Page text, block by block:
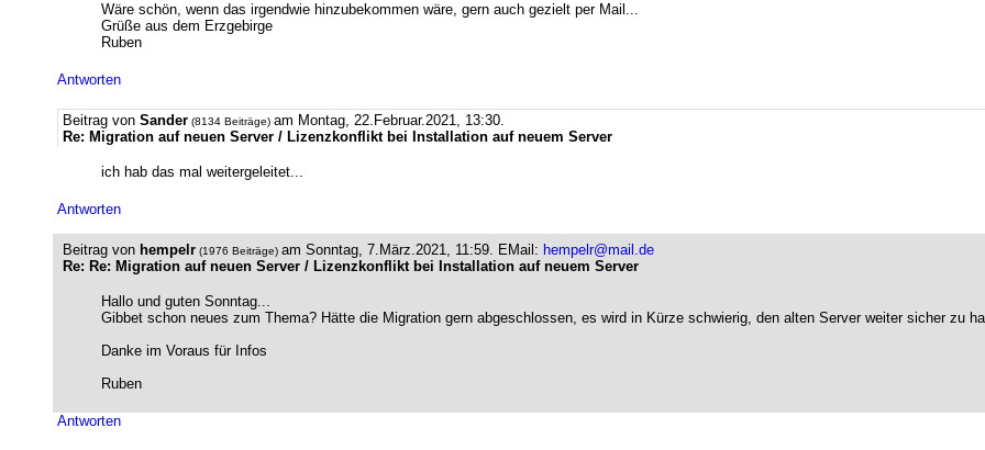
Wäre schön, wenn das irgendwie hinzubekommen wäre, gern auch gezielt per Mail...
Grüße aus dem Erzgebirge
Ruben
Antworten
Beitrag von Sander (8134 Beiträge) am Montag, 22.Februar.2021, 13:30.
Re: Migration auf neuen Server / Lizenzkonflikt bei Installation auf neuem Server
ich hab das mal weitergeleitet...
Antworten
Beitrag von hempelr (1976 Beiträge) am Sonntag, 7.März.2021, 11:59. EMail: hempelr@mail.de
Re: Re: Migration auf neuen Server / Lizenzkonflikt bei Installation auf neuem Server
Hallo und guten Sonntag...
Gibbet schon neues zum Thema? Hätte die Migration gern abgeschlossen, es wird in Kürze schwierig, den alten Server weiter sicher zu
Danke im Voraus für Infos
Ruben
Antworten